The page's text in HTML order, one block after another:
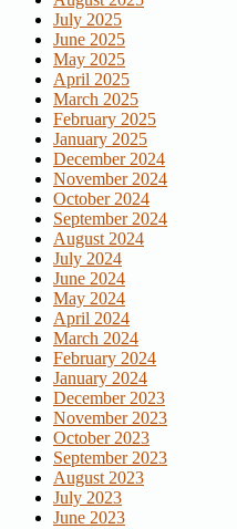
July 2025
June 2025
May 2025
April 2025
March 2025
February 2025
January 2025
December 2024
November 2024
October 2024
September 2024
August 2024
July 2024
June 2024
May 2024
April 2024
March 2024
February 2024
January 2024
December 2023
November 2023
October 2023
September 2023
August 2023
July 2023
June 2023